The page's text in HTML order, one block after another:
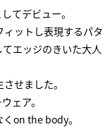
てデビュー。
ットし表現するパタ
エッジのきいた大人
せました。
ェア。
on the body。